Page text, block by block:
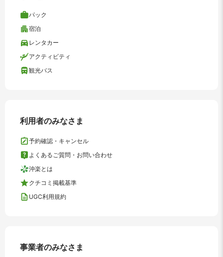
パック
宿泊
レンタカー
アクティビティ
観光バス
利用者のみなさま
予約確認・キャンセル
よくあるご質問・お問い合わせ
沖楽とは
クチコミ掲載基準
UGC利用規約
事業者のみなさま